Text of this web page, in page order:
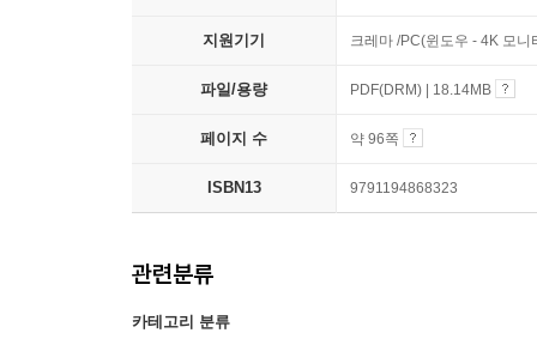
지원기기 크레마 /PC(윈도우 - 4K 모
파일/용량 PDF(DRM) | 18.14MB
페이지 수 약 96쪽
ISBN13 9791194868323
관련분류
카테고리 분류